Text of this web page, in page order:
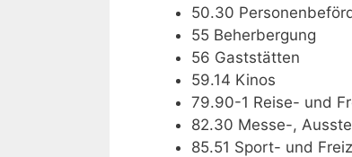
50.30
55 Beherbergung
56 Gaststätten
59.14 Kinos
79.90-1 Reise- und
82.30 Messe-,
85.51 Sport- und